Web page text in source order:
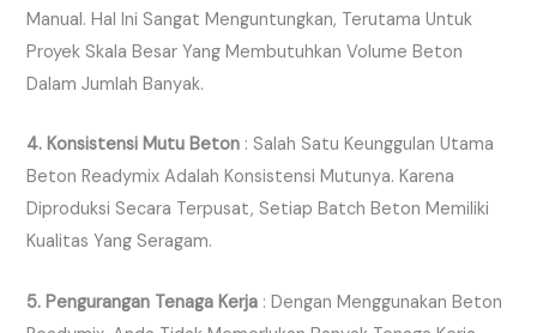
Manual. Hal Ini Sangat Menguntungkan, Terutama Untuk
Proyek Skala Besar Yang Membutuhkan Volume Beton
Dalam Jumlah Banyak.
4. Konsistensi Mutu Beton : Salah Satu Keunggulan Utama
Beton Readymix Adalah Konsistensi Mutunya. Karena
Diproduksi Secara Terpusat, Setiap Batch Beton Memiliki
Kualitas Yang Seragam.
5. Pengurangan Tenaga Kerja : Dengan Menggunakan Beton